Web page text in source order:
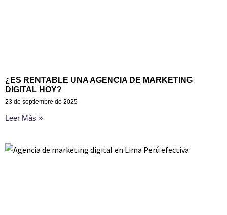
¿ES RENTABLE UNA AGENCIA DE MARKETING
DIGITAL HOY?
23 de septiembre de 2025
Leer Más »